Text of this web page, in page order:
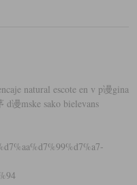
natural escote en v p谩gina
d谩mske sako bielevans